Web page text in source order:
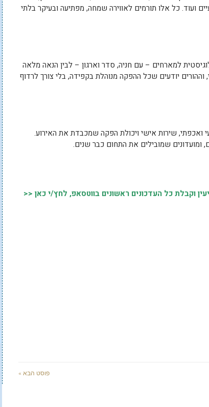
ועוד. כל אלו תורמים לאווירה שמחה, מפתיעה ובעיקר בלתי
לוגיסטית למארחים – עם חניה, סדר וארגון – לבין הנאה מלאה
יודעים שכל ההפקה מנוהלת בקפידה, בלי צורך לרדוף
ואכפתי, שירות אישי ויכולת הפקה שמכבדת את האירוע.
וקבלת כל העדכונים ראשונים בווטסאפ, לחץ/י כאן <<
פוסט הבא »